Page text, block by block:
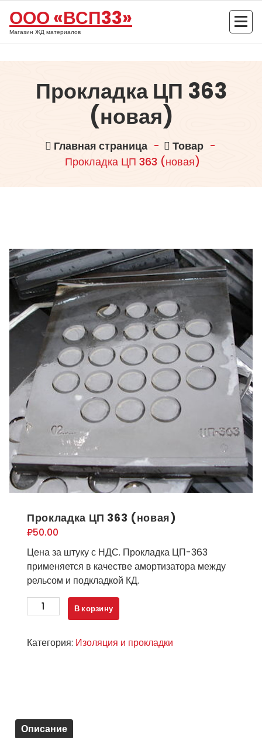
содержимому
ООО «ВСП33»
Магазин ЖД материалов
Прокладка ЦП 363
(новая)
Главная страница- Товар-
Прокладка ЦП 363 (новая)
Прокладка ЦП 363 (новая)
₽50.00
Цена за штуку с НДС. Прокладка ЦП-363
применяется в качестве амортизатора между
рельсом и подкладкой КД.
Количество
товара
ЦП
В корзину
Категория: Изоляция и прокладки
Описание